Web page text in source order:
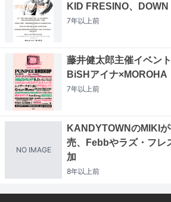
KID FRESINO、
7年以上前
藤井健太郎主催イベン
BiSHアイナ
7年以上前
NO IMAGE
KANDYTOWNのMIKI
売、Febbやラズ・フレ
加
8年以上前